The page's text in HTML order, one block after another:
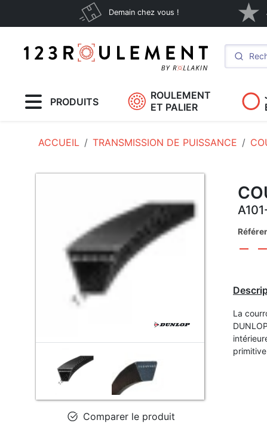
Demain chez vous !
PRODUITS
ROULEMENT
ET PALIER
ACCUEIL TRANSMISSION DE PUISSANCE
Comparer le produit
La